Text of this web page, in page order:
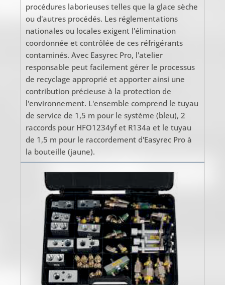
procédures laborieuses telles que la glace sèche
ou d'autres procédés. Les réglementations
nationales ou locales exigent l'élimination
coordonnée et contrôlée de ces réfrigérants
contaminés. Avec Easyrec Pro, l'atelier
responsable peut facilement gérer le processus
de recyclage approprié et apporter ainsi une
contribution précieuse à la protection de
l'environnement. L'ensemble comprend le tuyau
de service de 1,5 m pour le système (bleu), 2
raccords pour HFO1234yf et R134a et le tuyau
de 1,5 m pour le raccordement d'Easyrec Pro à
la bouteille (jaune).